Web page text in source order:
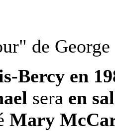
de
Bercy en
sera en
Mary